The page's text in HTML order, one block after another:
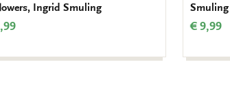
Ingrid Smuling
Smuling
€ 9,99